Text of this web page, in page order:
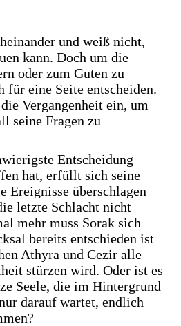
und weiß nicht,
kann. Doch um die
oder zum Guten zu
für eine Seite entscheiden.
Vergangenheit ein, um
seine Fragen zu
Entscheidung
hat, erfüllt sich seine
Ereignisse überschlagen
letzte Schlacht nicht
mehr muss Sorak sich
bereits entschieden ist
Athyra und Cezir alle
stürzen wird. Oder ist es
Seele, die im Hintergrund
darauf wartet, endlich